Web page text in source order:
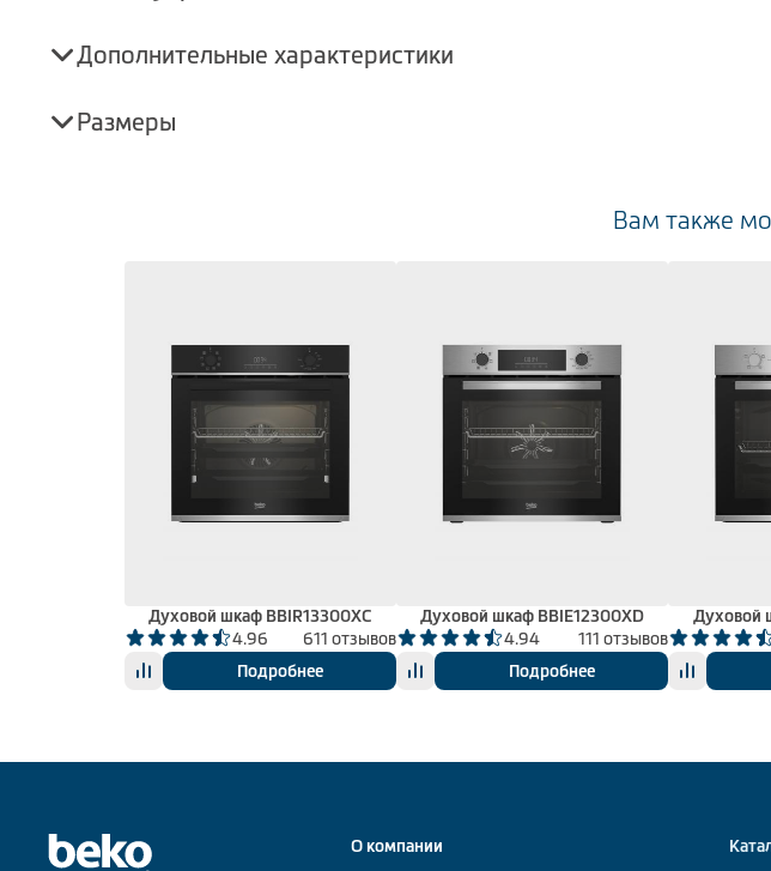
Дополнительные характеристики
Размеры
Вам также
Духовой шкаф BBIR13300XC
4.96
611 отзывов
Подробнее
Духовой шкаф BBIE12300XD
4.94
111 отзывов
Подробнее
Духовой
О компании